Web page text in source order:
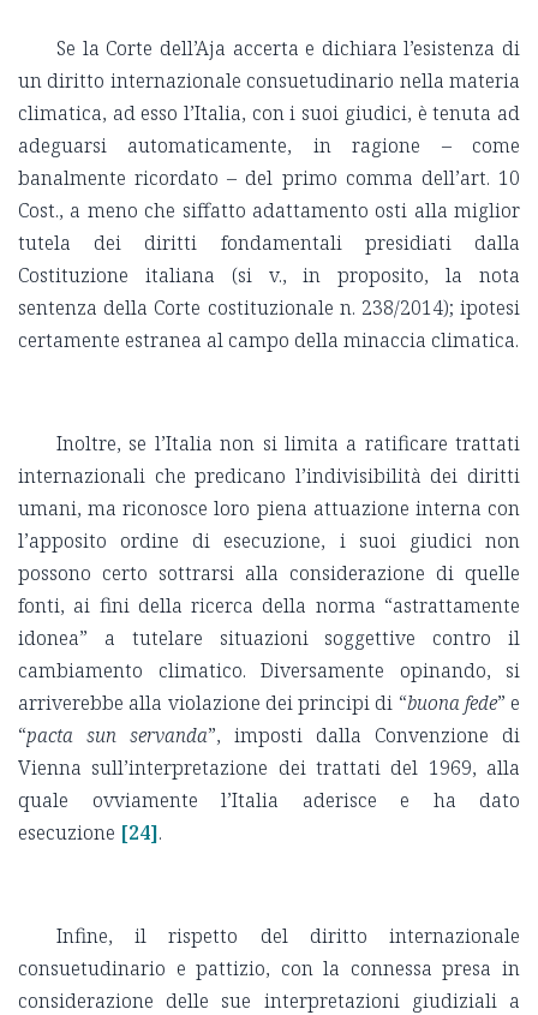
Se la Corte dell’Aja accerta e dichiara l’esistenza di
un diritto internazionale consuetudinario nella materia
climatica, ad esso l’Italia, con i suoi giudici, è tenuta ad
adeguarsi automaticamente, in ragione – come
banalmente ricordato – del primo comma dell’art. 10
Cost., a meno che siffatto adattamento osti alla miglior
tutela dei diritti fondamentali presidiati dalla
Costituzione italiana (si v., in proposito, la nota
sentenza della Corte costituzionale n. 238/2014); ipotesi
certamente estranea al campo della minaccia climatica.
Inoltre, se l’Italia non si limita a ratificare trattati
internazionali che predicano l’indivisibilità dei diritti
umani, ma riconosce loro piena attuazione interna con
l’apposito ordine di esecuzione, i suoi giudici non
possono certo sottrarsi alla considerazione di quelle
fonti, ai fini della ricerca della norma “astrattamente
idonea” a tutelare situazioni soggettive contro il
cambiamento climatico. Diversamente opinando, si
arriverebbe alla violazione dei principi di “buona fede” e
“pacta sun servanda”, imposti dalla Convenzione di
Vienna sull’interpretazione dei trattati del 1969, alla
quale ovviamente l’Italia aderisce e ha dato
esecuzione [24].
Infine, il rispetto del diritto internazionale
consuetudinario e pattizio, con la connessa presa in
considerazione delle sue interpretazioni giudiziali a